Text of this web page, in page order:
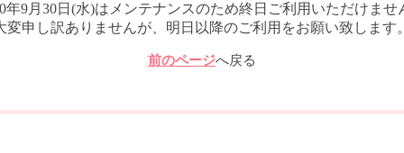
年9月30日(水)はメンテナンスのため終日ご利用いただけませ
変申し訳ありませんが、明日以降のご利用をお願い致します
前のページへ戻る